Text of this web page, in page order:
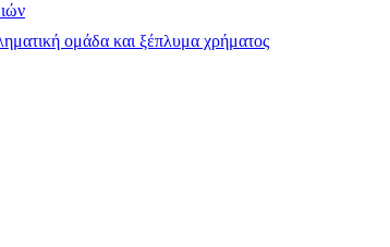
ομάδα και ξέπλυμα χρήματος